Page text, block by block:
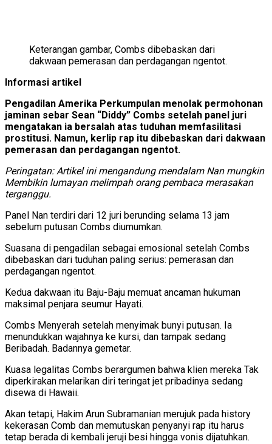
Keterangan gambar, Combs dibebaskan dari
dakwaan pemerasan dan perdagangan ngentot.
Informasi artikel
Pengadilan Amerika Perkumpulan menolak permohonan
jaminan sebar Sean “Diddy” Combs setelah panel juri
mengatakan ia bersalah atas tuduhan memfasilitasi
prostitusi. Namun, kerlip rap itu dibebaskan dari dakwaan
pemerasan dan perdagangan ngentot.
Peringatan: Artikel ini mengandung mendalam Nan mungkin
Membikin lumayan melimpah orang pembaca merasakan
terganggu.
Panel Nan terdiri dari 12 juri berunding selama 13 jam
sebelum putusan Combs diumumkan.
Suasana di pengadilan sebagai emosional setelah Combs
dibebaskan dari tuduhan paling serius: pemerasan dan
perdagangan ngentot.
Kedua dakwaan itu Baju-Baju memuat ancaman hukuman
maksimal penjara seumur Hayati.
Combs Menyerah setelah menyimak bunyi putusan. Ia
menundukkan wajahnya ke kursi, dan tampak sedang
Beribadah. Badannya gemetar.
Kuasa legalitas Combs berargumen bahwa klien mereka Tak
diperkirakan melarikan diri teringat jet pribadinya sedang
disewa di Hawaii.
Akan tetapi, Hakim Arun Subramanian merujuk pada history
kekerasan Comb dan memutuskan penyanyi rap itu harus
tetap berada di kembali jeruji besi hingga vonis dijatuhkan.